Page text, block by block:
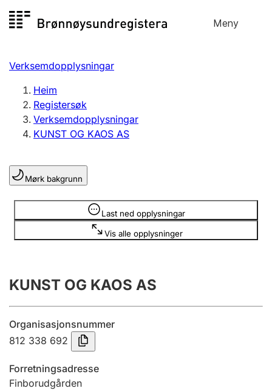
til
Meny
Registersøk
Aksjeselskap
Enkeltpersonføretak
Registrere, endre, slette
Lag og foreining
Registrere, endre, slette
Årsrekneskap
Innsending og forseinkingsgebyr
Tinglysing
Verksemdopplysningar
Heim
Registersøk
Verksemdopplysningar
KUNST OG KAOS AS
Mørk bakgrunn
Last ned opplysningar
Vis alle opplysninger
Opplysninger er skjult
KUNST OG KAOS AS
Organisasjonsnummer
812 338 692
Forretningsadresse
Finborudgården